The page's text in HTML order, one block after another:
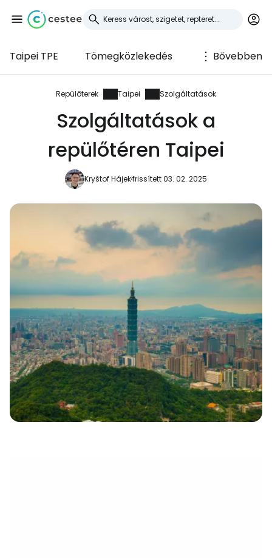
Taipei TPE Tömegközlekedés Bővebben
Repülőterek Taipei Szolgáltatások
Szolgáltatások a
repülőtéren Taipei
Kryštof Hájekfrissített 03. 02. 2025
Bejelentkezés a
Cestee-be
... az utazási közösség világszerte
Folytatás a Google-lal